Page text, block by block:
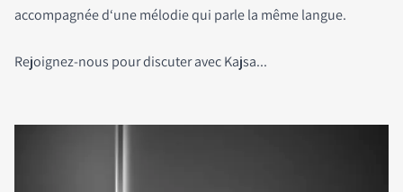
accompagnée d‘une mélodie qui parle la même langue.
Rejoignez-nous pour discuter avec Kajsa...